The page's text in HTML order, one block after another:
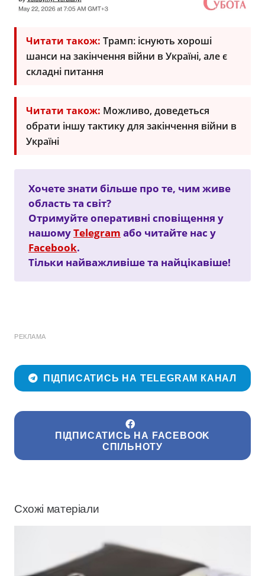
Читати також: Трамп: існують хороші
шанси на закінчення війни в Україні, але є
складні питання
Читати також: Можливо, доведеться
обрати іншу тактику для закінчення війни в
Україні
Хочете знати більше про те, чим живе
область та світ?
Отримуйте оперативні сповіщення у
нашомуTelegram або читайте нас у
Facebook.
Тільки найважливіше та найцікавіше!
РЕКЛАМА
ПІДПИСАТИСЬ НА TELEGRAM КАНАЛ
ПІДПИСАТИСЬ НА FACEBOOK
СПІЛЬНОТУ
Схожі матеріали